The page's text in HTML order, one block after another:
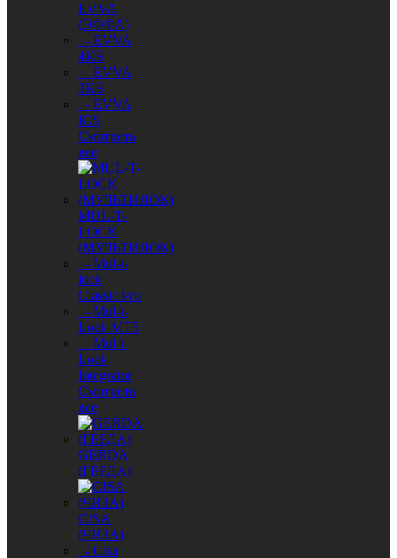
EVVA
(ЭФФА)
- EVVA
4KS
- EVVA
3KS
- EVVA
ICS
Смотреть
все
MUL-T-
LOCK
(МУЛЬТИЛОК)
- Mul-t-
lock
Classic Pro
- Mul-t-
Lock MT5
- Mul-t-
Lock
Integrator
Смотреть
все
GERDA
(ГЕРДА)
CISA
(ЧИЗА)
- Cisa